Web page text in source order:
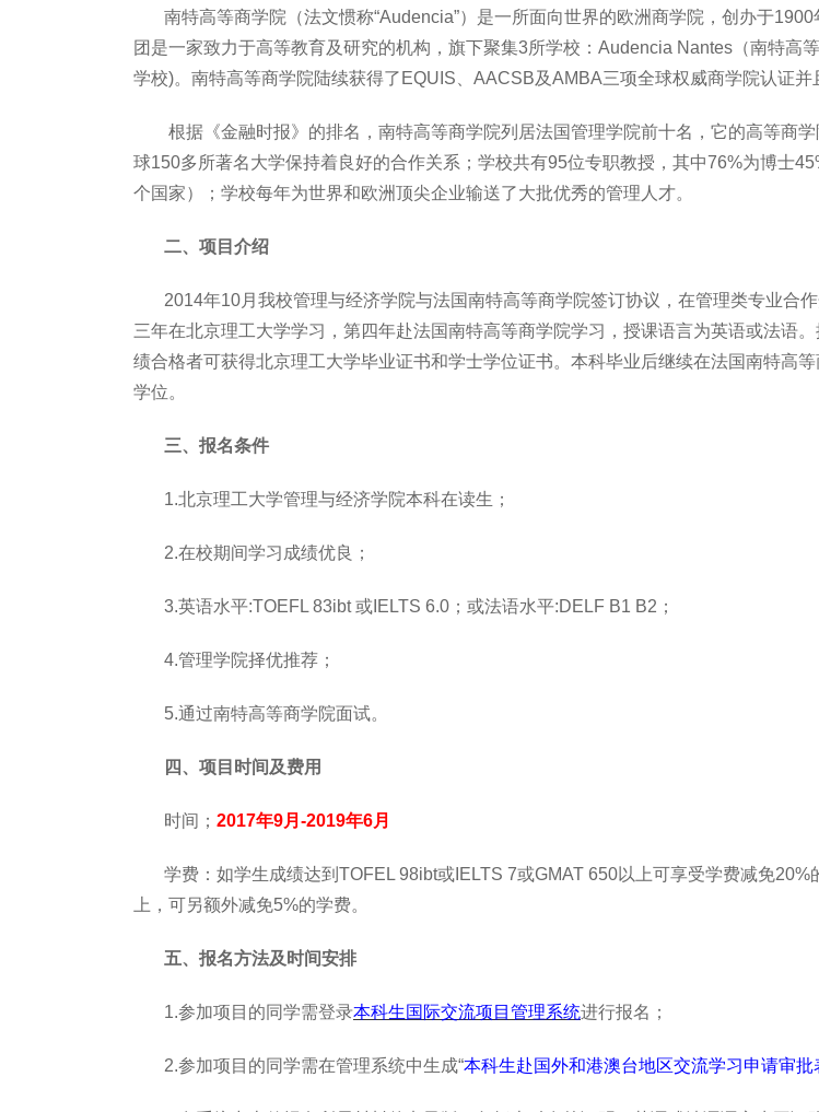
南特高等商学院（法文惯称“Audencia”）是一所面向世界的欧洲商学院，创办于
团是一家致力于高等教育及研究的机构，旗下聚集3所学校：Audencia Nantes（南特
学校)。南特高等商学院陆续获得了EQUIS、AACSB及AMBA三项全球权威商学院认证并
根据《金融时报》的排名，南特高等商学院列居法国管理学院前十名，它的高等商
球150多所著名大学保持着良好的合作关系；学校共有95位专职教授，其中76%为博士
个国家）；学校每年为世界和欧洲顶尖企业输送了大批优秀的管理人才。
二、项目介绍
2014年10月我校管理与经济学院与法国南特高等商学院签订协议，在管理类专业合
三年在北京理工大学学习，第四年赴法国南特高等商学院学习，授课语言为英语或法语
绩合格者可获得北京理工大学毕业证书和学士学位证书。本科毕业后继续在法国南特高
学位。
三、报名条件
1.北京理工大学管理与经济学院本科在读生；
2.在校期间学习成绩优良；
3.英语水平:TOEFL 83ibt或 IELTS 6.0 ；或法语水平:DELF B1 B2 ；
4.管理学院择优推荐；
5.通过南特高等商学院面试。
四、项目时间及费用
时间； 2017年9月 -2019年6月
学费：如学生成绩达到 TOFEL 98ibt或 IELTS 7或GMAT 650以上可享受学费减免20%
上，可另额外减免5%的学费。
五、报名方法及时间安排
1.参加项目的同学需登录本科生国际交流项目管理系统进行报名；
2.参加项目的同学需在管理系统中生成“本科生赴国外和港澳台地区交流学习申请审批